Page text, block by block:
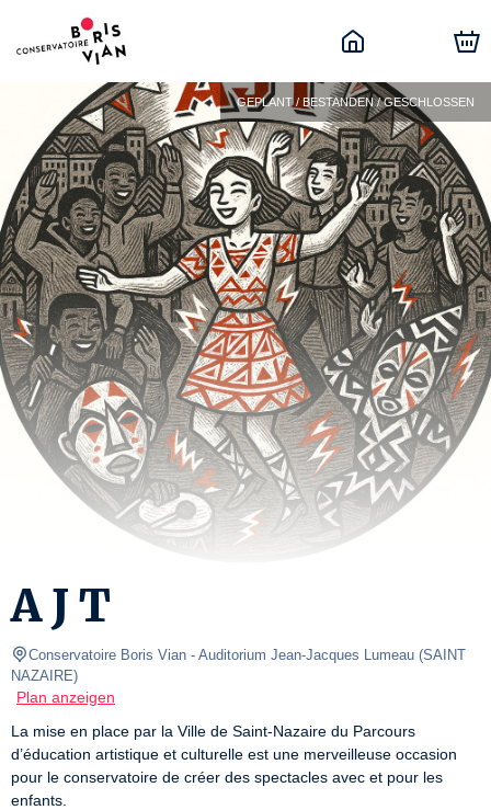
GEPLANT / BESTANDEN / GESCHLOSSEN
A J T
Conservatoire Boris Vian - Auditorium Jean-Jacques Lumeau (SAINT
NAZAIRE)
Plan anzeigen
La mise en place par la Ville de Saint-Nazaire du Parcours
d’éducation artistique et culturelle est une merveilleuse occasion
pour le conservatoire de créer des spectacles avec et pour les
enfants.